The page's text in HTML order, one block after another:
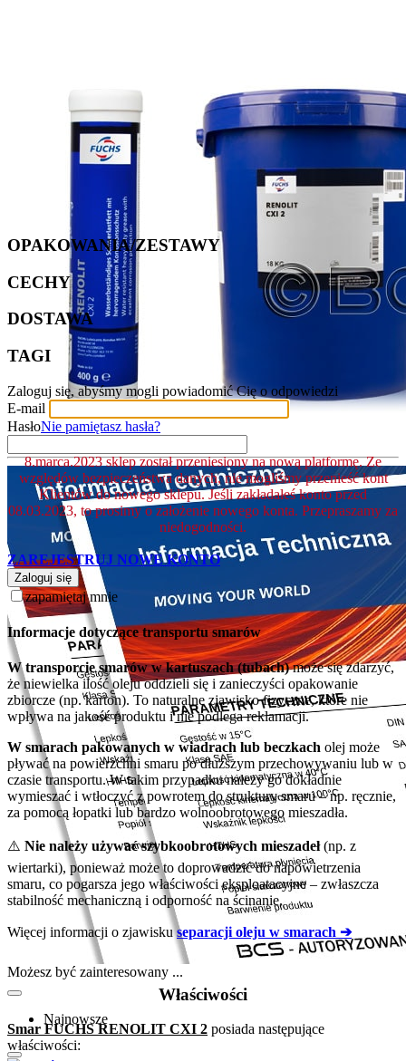
Właściwości
Smar FUCHS RENOLIT CXI 2 posiada następujące
właściwości:
OPAKOWANIA/ZESTAWY
CECHY
DOSTAWA
TAGI
Zaloguj się, abyśmy mogli powiadomić Cię o odpowiedzi
E-mail
HasłoNie pamiętasz hasła?
8.marca.2023 sklep został przeniesiony na nową platformę. Ze
względów bezpieczeństwa danych, nie mogliśmy przenieść kont
Klientów do nowego sklepu. Jeśli zakładałeś konto przed
08.03.2023, to prosimy o założenie nowego konta. Przepraszamy za
niedogodności.
ZAREJESTRUJ NOWE KONTO
Zaloguj się
zapamiętaj mnie
Informacje dotyczące transportu smarów
W transporcie smarów w kartuszach (tubach)może się zdarzyć,
że niewielka ilość oleju oddzieli się i zanieczyści opakowanie
zbiorcze (np. karton). To naturalne zjawisko fizyczne, które nie
wpływa na jakość produktu i nie podlega reklamacji.
W smarach pakowanych w wiadrach lub beczkach olej może
pływać na powierzchni smaru po dłuższym przechowywaniu lub w
czasie transportu. W takim przypadku należy go dokładnie
wymieszać i wtłoczyć z powrotem do struktury smaru – np. ręcznie,
za pomocą łopatki lub bardzo wolnoobrotowego mieszadła.
⚠️ Nie należy używać szybkoobrotowych mieszadeł(np. z
wiertarki), ponieważ może to doprowadzić do napowietrzenia
smaru, co pogarsza jego właściwości eksploatacyjne – zwłaszcza
stabilność mechaniczną i odporność na ścinanie.
Więcej informacji o zjawiskuseparacji oleju w smarach ➔
Możesz być zainteresowany ...
Najnowsze